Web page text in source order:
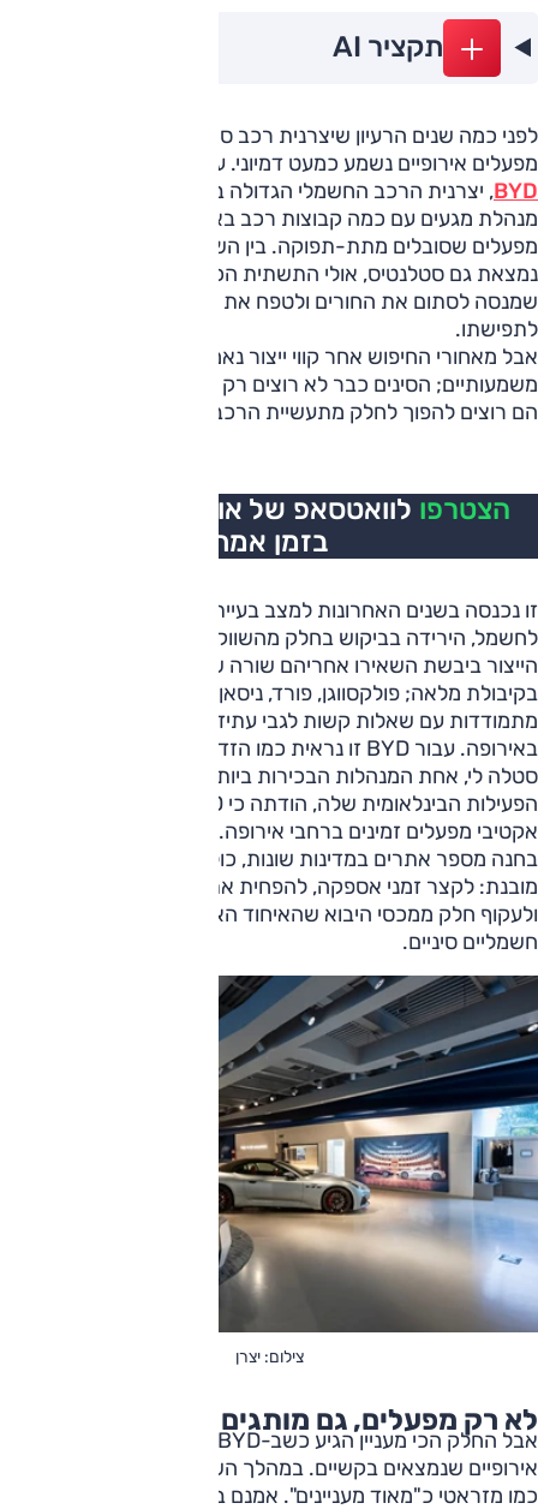
תקציר AI
לפני כמה שנים הרעיון שיצרנית רכב סינית תתעניין ברכישת
מפעלים אירופיים נשמע כמעט דמיוני. עכשיו זה כבר נאמר בגלוי.
BYD, יצרנית הרכב החשמלי הגדולה בעולם, מאשרת שהיא
מנהלת מגעים עם כמה קבוצות רכב באירופה כדי להשתלט על
מפעלים שסובלים מתת-תפוקה. בין השמות שעלו בשיחות
נמצאת גם סטלנטיס, אולי התשתית הכי לחוצה כרגע ביבשת
לתפישתו.
אבל מאחורי החיפוש אחר קווי ייצור נאמרים דברים יותר
משמעותיים; הסינים כבר לא רוצים רק למכור מכוניות באירופה -
הם רוצים להפוך לחלק מתעשיית הרכב האירופית עצמה.
הצטרפו לוואטסאפ של אוטו, כל העדכונים
בזמן אמת
זו נכנסה בשנים האחרונות למצב בעייתי. מעבר א-סימטרי
לחשמל, הירידה בביקוש בחלק מהשווקים והעלויות הגבוהות של
הייצור ביבשת השאירו אחריהם שורה של מפעלים שלא עובדים
בקיבולת מלאה; פולקסווגן, פורד, ניסאן וגם סטלנטיס כבר
מתמודדות עם שאלות קשות לגבי עתיד חלק מהמפעלים שלהן
באירופה. עבור BYD זו נראית כמו הזדמנות היסטורית.
סטלה לי, אחת המנהלות הבכירות ביותר בחברה והאחראית על
אקטיבי מפעלים זמינים ברחבי אירופה. לדבריה, החברה כבר
בחנה מספר אתרים במדינות שונות, כולל איטליה. המטרהדי
מובנת: לקצר זמני אספקה, להפחית את התלות בייצור מסין
ולעקוף חלק ממכסי היבוא שהאיחוד האירופי מטיל על רכבים
חשמליים סיניים.
צילום: יצרן
לא רק מפעלים, גם מותגים
אירופיים שנמצאים בקשיים. במהלך השיחות הגדירה לי מותגים